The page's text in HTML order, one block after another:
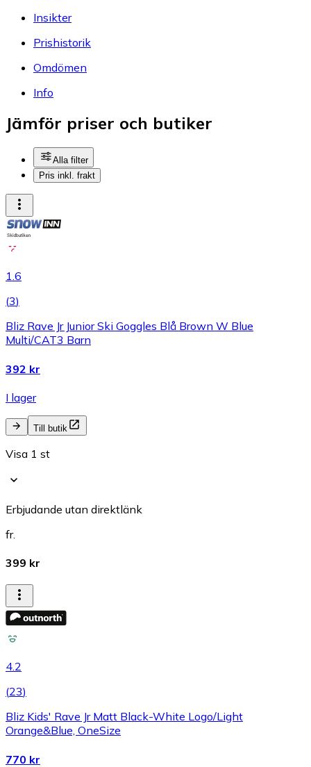
Insikter
Prishistorik
Omdömen
Info
Jämför priser och butiker
Alla filter
Pris inkl. frakt
1.6
(3)
Bliz Rave Jr Junior Ski Goggles Blå Brown W Blue
Multi/CAT3 Barn
392 kr
I lager
Till butik
Visa 1 st
Erbjudande utan direktlänk
fr.
399 kr
4.2
(23)
Bliz Kids' Rave Jr Matt Black-White Logo/Light
Orange&Blue, OneSize
770 kr